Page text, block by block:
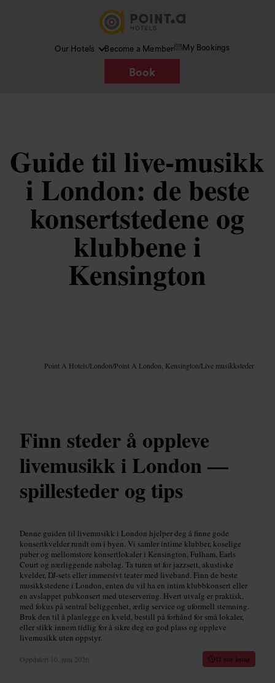
Our Hotels Become a Member My Bookings
Book
Guide til live-musikk
i London: de beste
konsertstedene og
klubbene i
Kensington
Point A Hotels/London/Point A London, Kensington/Live musikksteder
Finn steder å oppleve
livemusikk i London —
spillesteder og tips
Denne guiden til livemusikk i London hjelper deg å finne gode
konsertkvelder rundt om i byen. Vi samler intime klubber, koselige
puber og mellomstore konsertlokaler i Kensington, Fulham, Earls
Court og nærliggende nabolag. Ta turen ut for jazzsett, akustiske
kvelder, DJ-sets eller immersivt teater med liveband. Finn de beste
musikkstedene i London, enten du vil ha en intim klubbkonsert eller
en avslappet pubkonsert med uteservering. Hvert utvalg er praktisk,
med fokus på sentral beliggenhet, ærlig service og uformell stemning.
Bruk den til å planlegge en kveld, bestill på forhånd for små lokaler,
eller stikk innom tidlig for å sikre deg en god plass og oppleve
livemusikk uten oppstyr.
Oppdatert 10. juni 2026 12 min lesing